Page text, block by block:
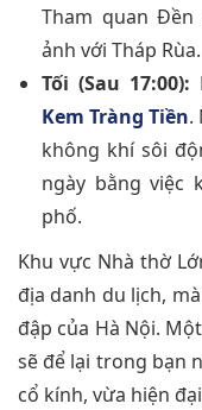
Tham quan Đền
ảnh với Tháp Rùa.
Tối (Sau 17:00):
Kem Tràng Tiền.
không khí sôi
ngày bằng việc
phố.
Khu vực Nhà thờ
địa danh du lịch,
đập của Hà Nội.
sẽ để lại trong bạn
cổ kính, vừa hiện